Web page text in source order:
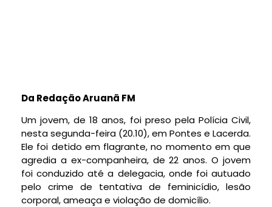
Da Redação Aruanã FM
Um jovem, de 18 anos, foi preso pela Polícia Civil,
nesta segunda-feira (20.10), em Pontes e Lacerda.
Ele foi detido em flagrante, no momento em que
agredia a ex-companheira, de 22 anos. O jovem
foi conduzido até a delegacia, onde foi autuado
pelo crime de tentativa de feminicídio, lesão
corporal, ameaça e violação de domicílio.